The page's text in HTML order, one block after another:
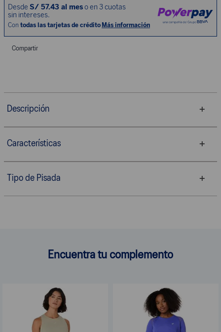
Compartir
Descripción
Características
Tipo de Pisada
Encuentra tu complemento